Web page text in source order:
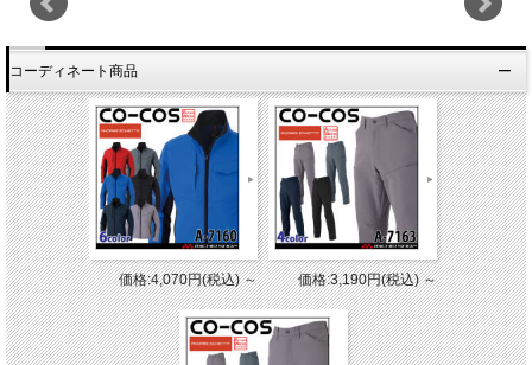
コーディネート商品
価格:4,070円(税込)～ 価格:3,190円(税込)～